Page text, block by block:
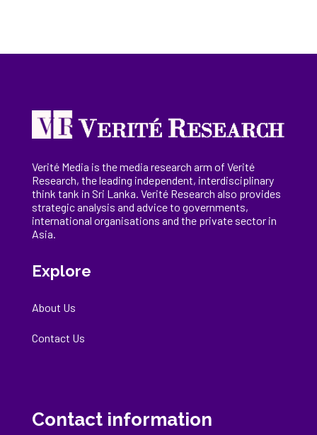
Verité Media is the media research arm of Verité
Research, theleading independent, interdisciplinary
think tank in Sri Lanka. Verité Research also provides
strategic analysis and advice to governments,
international organisations and the private sector in
Asia.
Explore
About Us
Contact Us
Contact information